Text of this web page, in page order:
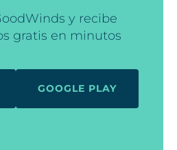
y recibe
gratis en minutos
GOOGLE PLAY